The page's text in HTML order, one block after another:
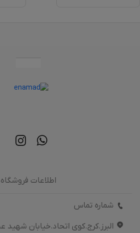
اطلاعات فروشگاه
شماره تماس
البرز.کرج.کوی اتحاد.خیابان شهید